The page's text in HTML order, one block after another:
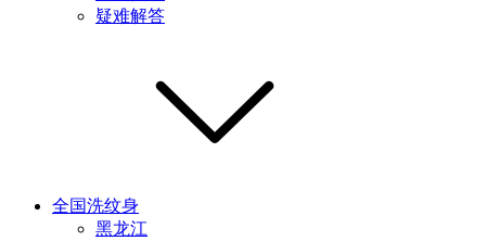
疑难解答
全国洗纹身
黑龙江